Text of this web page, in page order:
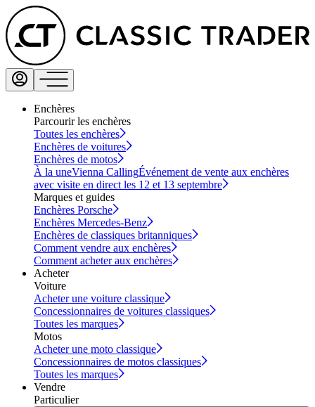
Enchères
Parcourir les enchères
Toutes les enchères
Enchères de voitures
Enchères de motos
À la uneVienna CallingÉvénement de vente aux enchères
avec visite en direct les 12 et 13 septembre
Marques et guides
Enchères Porsche
Enchères Mercedes-Benz
Enchères de classiques britanniques
Comment vendre aux enchères
Comment acheter aux enchères
Acheter
Voiture
Acheter une voiture classique
Concessionnaires de voitures classiques
Toutes les marques
Motos
Acheter une moto classique
Concessionnaires de motos classiques
Toutes les marques
Vendre
Particulier